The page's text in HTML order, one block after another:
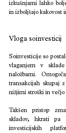
izkušnjami lahko
in izboljšajo kakovost
Vloga soinvesticij
Soinvesticije so
vlaganjem v
naložbami.
transakcijah skupaj
nižjimi stroški in večjo
Takšen pristop
skladov, hkrati pa
investicijskih